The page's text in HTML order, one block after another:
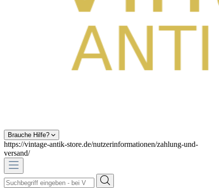
Brauche Hilfe?
https://vintage-antik-store.de/nutzerinformationen/zahlung-und-
versand/